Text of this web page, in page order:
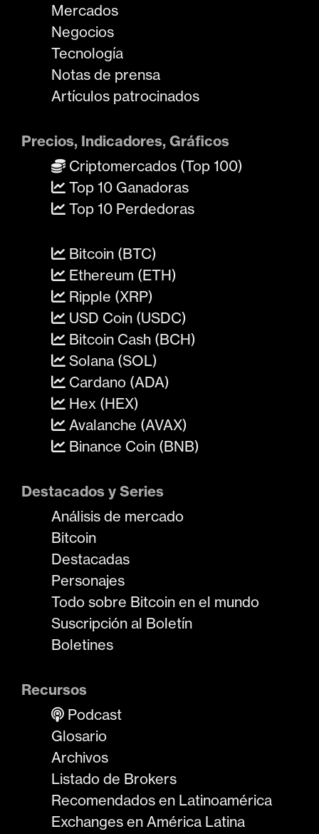
Mercados
Negocios
Tecnología
Notas de prensa
Artículos patrocinados
Precios, Indicadores, Gráficos
Criptomercados (Top 100)
Top 10 Ganadoras
Top 10 Perdedoras
Bitcoin (BTC)
Ethereum (ETH)
Ripple (XRP)
USD Coin (USDC)
Bitcoin Cash (BCH)
Solana (SOL)
Cardano (ADA)
Hex (HEX)
Avalanche (AVAX)
Binance Coin (BNB)
Destacados y Series
Análisis de mercado
Bitcoin
Destacadas
Personajes
Todo sobre Bitcoin en el mundo
Suscripción al Boletín
Boletines
Recursos
Podcast
Glosario
Archivos
Listado de Brokers
Recomendados en Latinoamérica
Exchanges en América Latina